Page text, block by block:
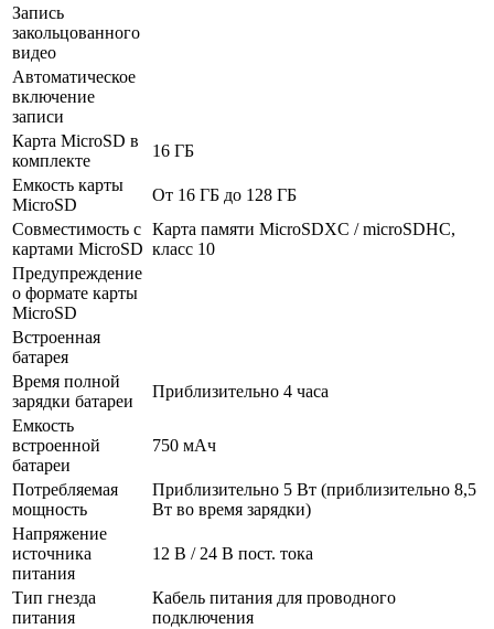
Запись
закольцованного
видео
Автоматическое
включение
записи
Карта MicroSD в
комплекте
16 ГБ
Емкость карты
MicroSD
От 16 ГБ до 128 ГБ
Совместимость с
картами MicroSD
Карта памяти MicroSDXC / microSDHC,
класс 10
Предупреждение
о формате карты
MicroSD
Встроенная
батарея
Время полной
зарядки батареи
Приблизительно 4 часа
Емкость
встроенной
батареи
750 мАч
Потребляемая
мощность
Приблизительно 5 Вт (приблизительно 8,5
Вт во время зарядки)
Напряжение
источника
питания
12 В / 24 В пост. тока
Тип гнезда
питания
Кабель питания для проводного
подключения